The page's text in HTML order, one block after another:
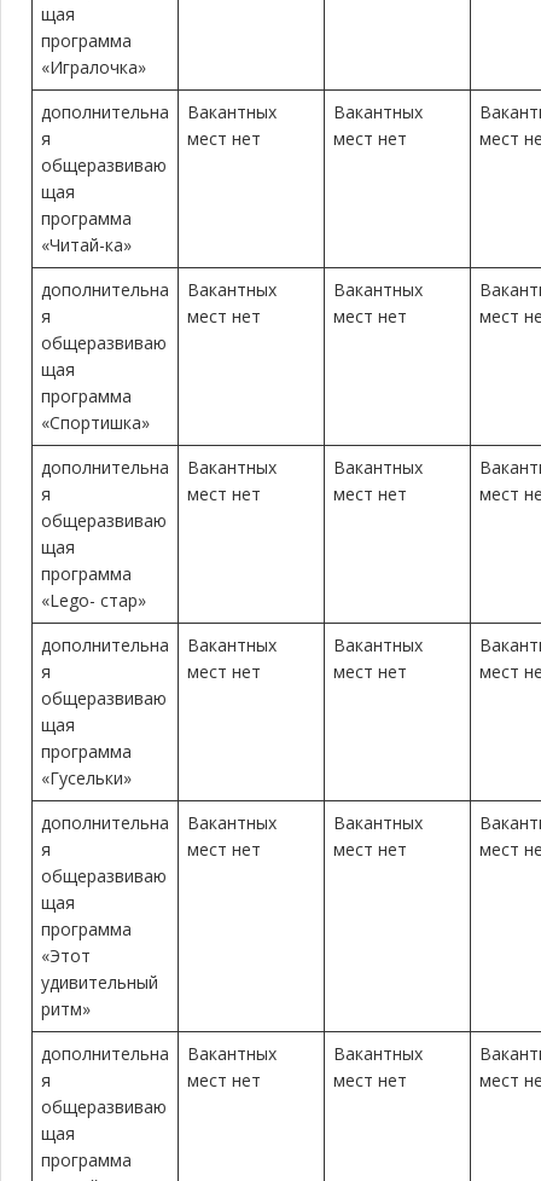
щая
программа
«Игралочка»
дополнительна
я
общеразвиваю
щая
программа
«Читай-ка»
Вакантных
мест нет
Вакантных
мест нет
мест
дополнительна
я
общеразвиваю
щая
программа
«Спортишка»
Вакантных
мест нет
Вакантных
мест нет
мест
дополнительна
я
общеразвиваю
щая
программа
«Lego- стар»
Вакантных
мест нет
Вакантных
мест нет
мест
дополнительна
я
общеразвиваю
щая
программа
«Гусельки»
Вакантных
мест нет
Вакантных
мест нет
мест
дополнительна
я
общеразвиваю
щая
программа
«Этот
удивительный
ритм»
Вакантных
мест нет
Вакантных
мест нет
мест
дополнительна
я
общеразвиваю
щая
программа
Вакантных
мест нет
Вакантных
мест нет
мест